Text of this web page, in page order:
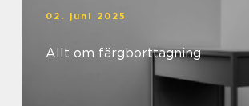
02. juni 2025
Allt om färgborttagning